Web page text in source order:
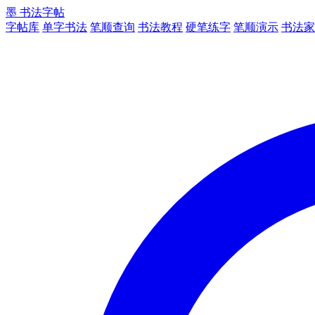
墨 书法字帖
字帖库 单字书法 笔顺查询 书法教程 硬笔练字 笔顺演示 书法家